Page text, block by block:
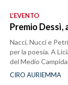
L’EVENTO
Premio
Nacci, Nucci e
per la poesia. A
del Medio
CIRO AURIEMMA